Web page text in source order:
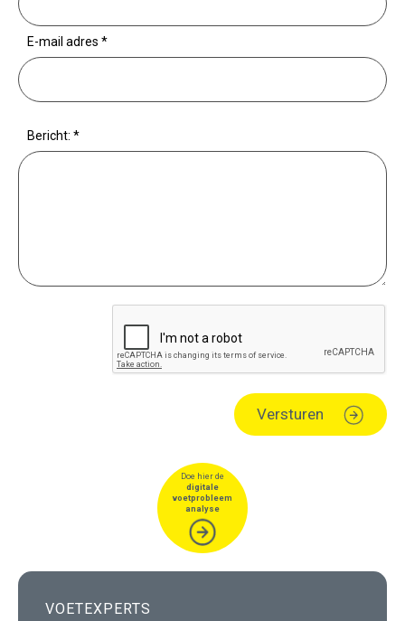
E-mail adres *
Bericht: *
Versturen
Doe hier de
digitale
voetprobleem
analyse
VOETEXPERTS